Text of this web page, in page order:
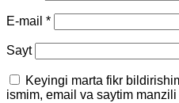
E-mail *
Sayt
Keyingi marta fikr
ismim, email va saytim